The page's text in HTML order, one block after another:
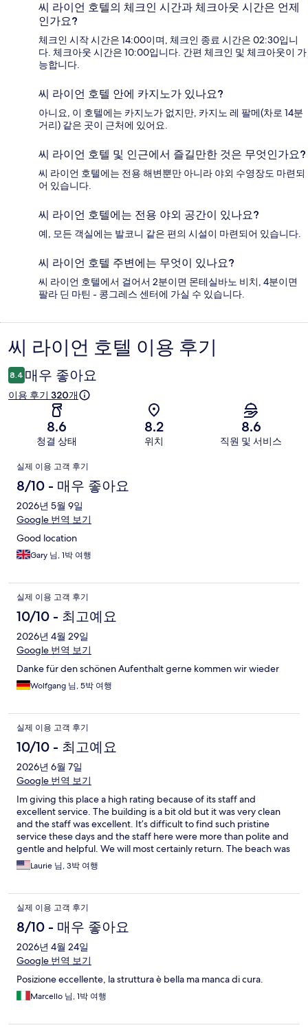
씨 라이언 호텔의 체크인 시간과 체크아웃 시간은 언제
인가요?
체크인 시작 시간은 14:00이며, 체크인 종료 시간은 02:30입니
다. 체크아웃 시간은 10:00입니다. 간편 체크인 및 체크아웃이 가
능합니다.
씨 라이언 호텔 안에 카지노가 있나요?
아니요, 이 호텔에는 카지노가 없지만, 카지노 레 팔메(차로 14분
거리) 같은 곳이 근처에 있어요.
씨 라이언 호텔 및 인근에서 즐길만한 것은 무엇인가요?
씨 라이언 호텔에는 전용 해변뿐만 아니라 야외 수영장도 마련되
어 있습니다.
씨 라이언 호텔에는 전용 야외 공간이 있나요?
예, 모든 객실에는 발코니 같은 편의 시설이 마련되어 있습니다.
씨 라이언 호텔 주변에는 무엇이 있나요?
씨 라이언 호텔에서 걸어서 2분이면 몬테실바노 비치, 4분이면
팔라 딘 마틴 - 콩그레스 센터에 가실 수 있습니다.
이
용
후
씨 라이언 호텔 이용 후기
8.4 매우 좋아요
이용 후기 320개
8.6
청결 상태
8.2
위치
8.6
직원 및 서비스
이
용
후
기
실제 이용 고객 후기
8/10 - 매우 좋아요
2026년 5월 9일
Google 번역 보기
Good location
Gary 님, 1박 여행
실제 이용 고객 후기
10/10 - 최고예요
2026년 4월 29일
Google 번역 보기
Danke für den schönen Aufenthalt gerne kommen wir wieder
Wolfgang 님, 5박 여행
실제 이용 고객 후기
10/10 - 최고예요
2026년 6월 7일
Google 번역 보기
Im giving this place a high rating because of its staff and
excellent service. The building is a bit old but it was very clean
and the staff was excellent. It’s difficult to find such pristine
service these days and the staff here were more than polite and
gentle and helpful. We will most certainly return. The beach was
excellent and beach services were top. Grazie per tutto.
Laurie 님, 3박 여행
실제 이용 고객 후기
8/10 - 매우 좋아요
2026년 4월 24일
Google 번역 보기
Posizione eccellente, la struttura è bella ma manca di cura.
Marcello 님, 1박 여행